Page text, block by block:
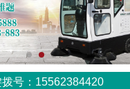
号：15562384420